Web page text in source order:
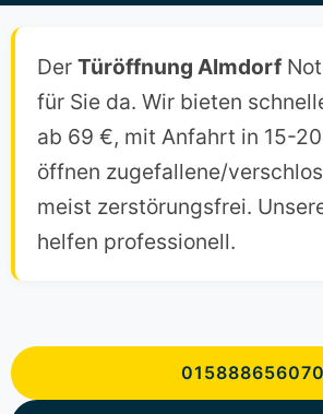
Der Türöffnung Almdorf
für Sie da. Wir bieten
ab 69 €, mit Anfahrt in 15-
öffnen zugefallene/
meist zerstörungsfrei.
helfen professionell.
015888656070